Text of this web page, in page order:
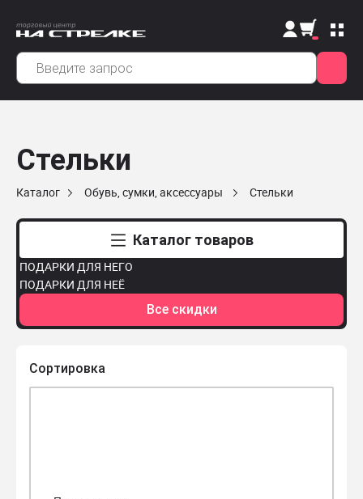
Стельки
Каталог Обувь, сумки, аксессуары Стельки
Каталог товаров
ПОДАРКИ ДЛЯ НЕГО
ПОДАРКИ ДЛЯ НЕЁ
Все скидки
Сортировка